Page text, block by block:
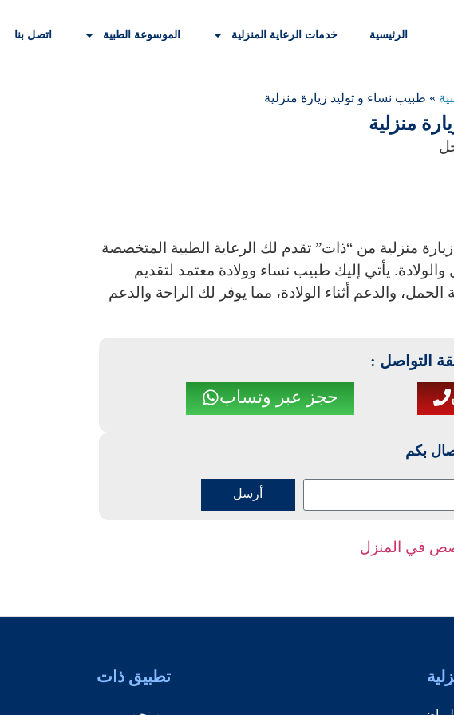
الرئيسية خدمات الرعاية المنزلية الموسوعة الطبية اتصل بنا
» طبيب نساء و توليد زيارة منزلية
منزلية
منزلية من “ذات” تقدم لك الرعاية الطبية المتخصصة
يأتي إليك طبيب نساء وولادة معتمد لتقديم
الحمل، والدعم أثناء الولادة، مما يوفر لك الراحة والدعم
التواصل :
حجز عبر وتساب
بكم
أرسل
في المنزل
تطبيق ذات